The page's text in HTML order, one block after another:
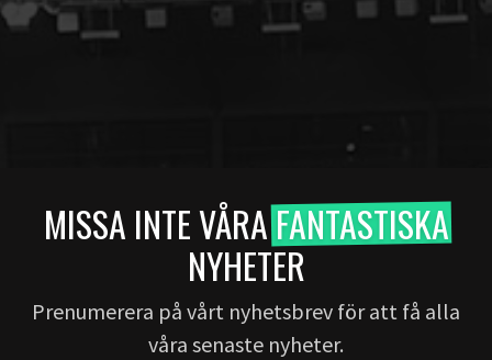
MISSA INTE VÅRAFANTASTISKA
NYHETER
Prenumerera på vårt nyhetsbrev för att få alla
våra senaste nyheter.